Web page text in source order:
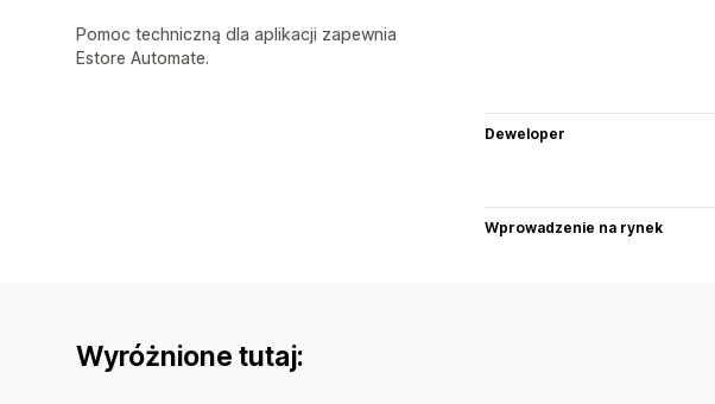
Pomoc techniczną dla aplikacji zapewnia
Estore Automate.
Deweloper
Wprowadzenie na rynek
Wyróżnione tutaj: